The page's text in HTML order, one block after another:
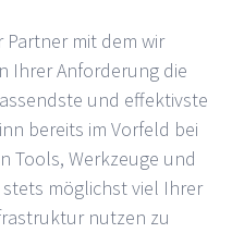
Partner mit dem wir
Ihrer Anforderung die
und effektivste
bereits im Vorfeld bei
Tools, Werkzeuge und
möglichst viel Ihrer
nutzen zu